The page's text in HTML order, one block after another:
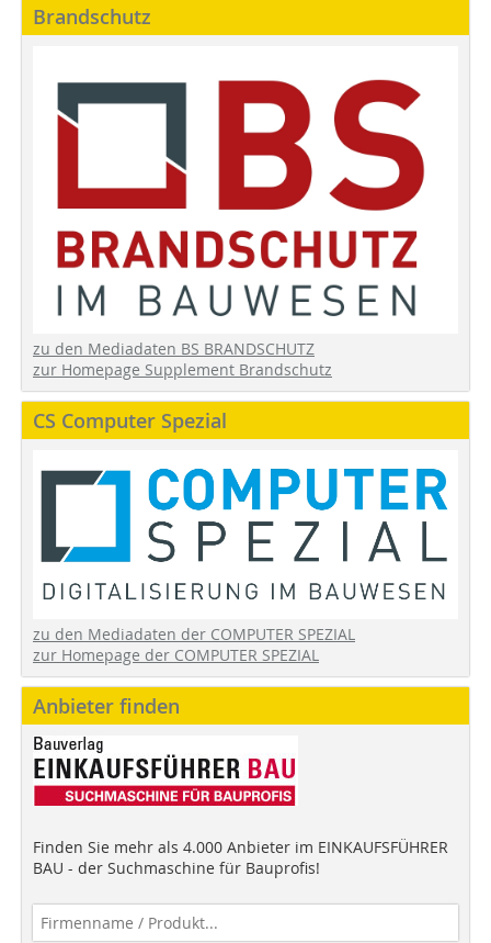
Brandschutz
zu den Mediadaten BS BRANDSCHUTZ
zur Homepage Supplement Brandschutz
CS Computer Spezial
zu den Mediadaten der COMPUTER SPEZIAL
zur Homepage der COMPUTER SPEZIAL
Anbieter finden
Finden Sie mehr als 4.000 Anbieter im EINKAUFSFÜHRER
BAU - der Suchmaschine für Bauprofis!